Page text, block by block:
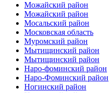
Можайский район
Можайский район
Мосальский район
Московская область
Муромский район
Мытищинский район
Мытищинский район
Наро-фоминский район
Наро-Фоминский район
Ногинский район